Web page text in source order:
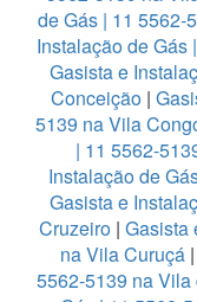
de Gás | 11 5562-
Instalação de
Gasista e
Conceição|
5139 na Vila
| 11 5562-
Instalação de
Gasista e
Cruzeiro | Gasista
na Vila Curuçá |
5562-5139 na